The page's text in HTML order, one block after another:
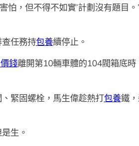
怕，但不得不如實’計劃沒有題目
任務持包養續停止。
錢離開第10輛車體的104閥箱底
緊固螺栓，馬生偉趁熱打包養鐵
生。